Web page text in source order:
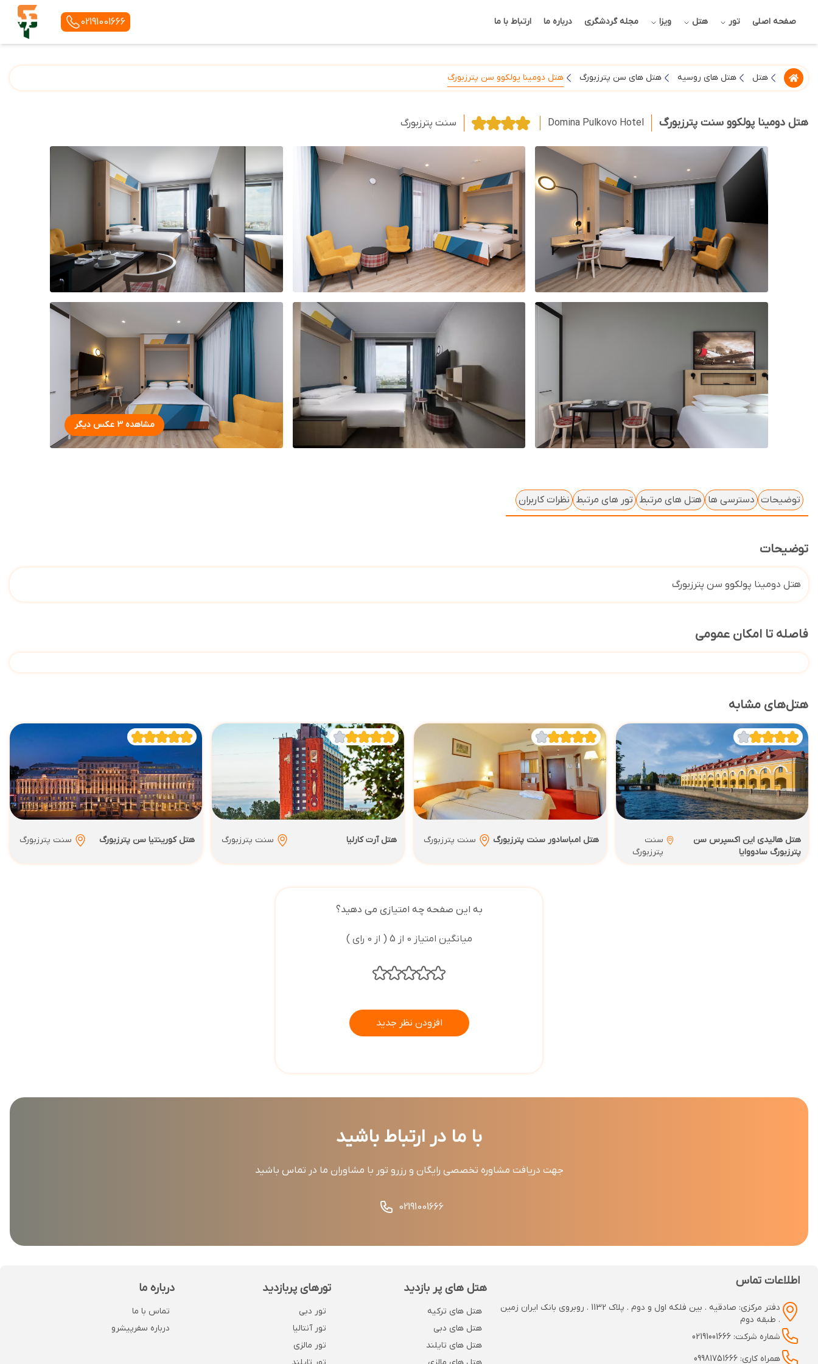
صفحه اصلی تور هتل ویزا مجله گردشگری درباره ما ارتباط با ما 02191001666
هتل هتل های روسیه هتل های سن پترزبورگ هتل دومینا پولکوو سن پترزبورگ
هتل دومینا پولکوو سنت پترزبورگ Domina Pulkovo Hotel سنت پترزبورگ
مشاهده 3 عکس دیگر
توضیحات دسترسی ها هتل های مرتبط تور های مرتبط نظرات کاربران
توضیحات
هتل دومینا پولکوو سن پترزبورگ
فاصله تا امکان عمومی
هتل‌های مشابه
هتل هالیدی این اکسپرس سن
پترزبورگ سادووایا
سنت
پترزبورگ
هتل امباسادور سنت پترزبورگ سنت پترزبورگ هتل آرت کارلیا سنت پترزبورگ هتل کورینتیا سن پترزبورگ سنت پترزبورگ
به این صفحه چه امتیازی می دهید؟
میانگین امتیاز 0 از 5 ( از 0 رای )
افزودن نظر جدید
با ما در ارتباط باشید
جهت دریافت مشاوره تخصصی رایگان و رزرو تور با مشاوران ما در تماس باشید
02191001666
اطلاعات تماس
دفتر مرکزی: صادقیه . بین فلکه اول و دوم . پلاک 1132 . روبروی بانک ایران زمین
. طبقه دوم
شماره شرکت: 02191001666
همراه کاری: 09981751666
هتل های پر بازدید
هتل های ترکیه
هتل های دبی
هتل های تایلند
تورهای پربازدید
تور دبی
تور آنتالیا
تور مالزی
درباره ما
تماس با ما
درباره سفرپیشرو